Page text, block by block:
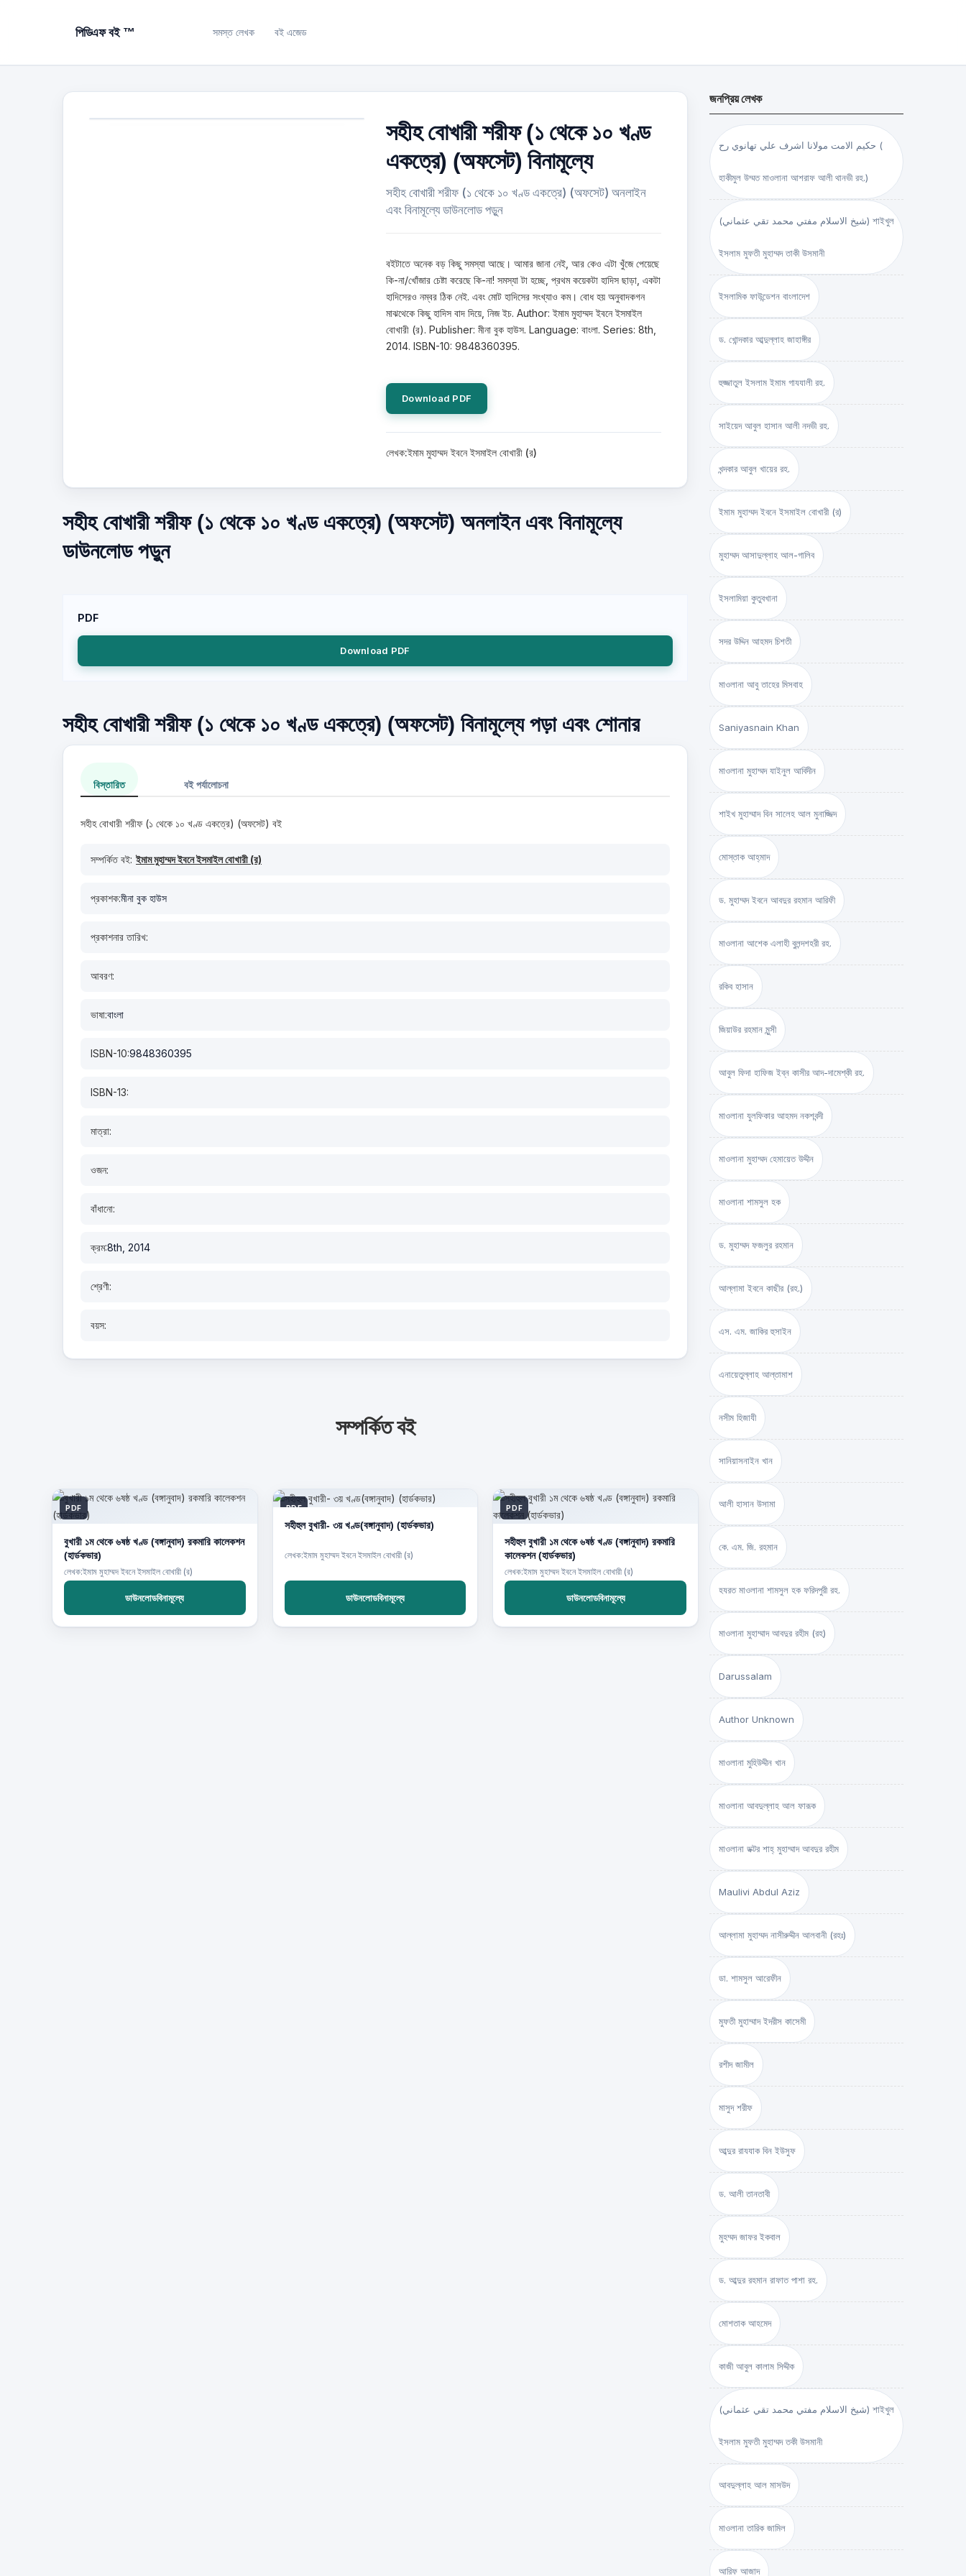
পিডিএফ বই ™ সমস্ত লেখক বই এজেড
সহীহ বোখারী শরীফ (১ থেকে ১০ খণ্ড
একত্রে) (অফসেট) বিনামূল্যে
সহীহ বোখারী শরীফ (১ থেকে ১০ খণ্ড একত্রে) (অফসেট) অনলাইন
এবং বিনামূল্যে ডাউনলোড পড়ুন
বইটাতে অনেক বড় কিছু সমস্যা আছে। আমার জানা নেই, আর কেও এটা খুঁজে পেয়েছে
কি-না/খোঁজার চেষ্টা করেছে কি-না! সমস্যা টা হচ্ছে, প্রথম কয়েকটা হাদিস ছাড়া, একটা
হাদিসেরও নম্বর ঠিক নেই. এবং মোট হাদিসের সংখ্যাও কম। বোধ হয় অনুবাদকগন
মাঝথেকে কিছু হাদিস বাদ দিয়ে, নিজ ইচ. Author: ইমাম মুহাম্মদ ইবনে ইসমাইল
বোখারী (র). Publisher: মীনা বুক হাউস. Language: বাংলা. Series: 8th,
2014. ISBN-10: 9848360395.
Download PDF
লেখক:ইমাম মুহাম্মদ ইবনে ইসমাইল বোখারী (র)
সহীহ বোখারী শরীফ (১ থেকে ১০ খণ্ড একত্রে) (অফসেট) অনলাইন এবং বিনামূল্যে
ডাউনলোড পড়ুন
PDF
Download PDF
সহীহ বোখারী শরীফ (১ থেকে ১০ খণ্ড একত্রে) (অফসেট) বিনামূল্যে পড়া এবং শোনার
বিস্তারিত বই পর্যালোচনা
সহীহ বোখারী শরীফ (১ থেকে ১০ খণ্ড একত্রে) (অফসেট) বই
সম্পর্কিত বই: ইমাম মুহাম্মদ ইবনে ইসমাইল বোখারী (র)
প্রকাশক:মীনা বুক হাউস
প্রকাশনার তারিখ:
আবরণ:
ভাষা:বাংলা
ISBN-10:9848360395
ISBN-13:
মাত্রা:
ওজন:
বাঁধানো:
ক্রম:8th, 2014
শ্রেণী:
বয়স:
সম্পর্কিত বই
PDF
বুখারী ১ম থেকে ৬ষষ্ঠ খণ্ড (বঙ্গানুবাদ) রকমারি কালেকশন
(হার্ডকভার)
লেখক:ইমাম মুহাম্মদ ইবনে ইসমাইল বোখারী (র)
ডাউনলোডবিনামূল্যে
PDF
সহীহুল বুখারী- ৩য় খণ্ড(বঙ্গানুবাদ) (হার্ডকভার)
লেখক:ইমাম মুহাম্মদ ইবনে ইসমাইল বোখারী (র)
ডাউনলোডবিনামূল্যে
PDF
সহীহুল বুখারী ১ম থেকে ৬ষষ্ঠ খণ্ড (বঙ্গানুবাদ) রকমারি
কালেকশন (হার্ডকভার)
লেখক:ইমাম মুহাম্মদ ইবনে ইসমাইল বোখারী (র)
ডাউনলোডবিনামূল্যে
জনপ্রিয় লেখক
حكيم الامت مولانا اشرف علي تهانوي رح (
হাকীমুল উম্মত মাওলানা আশরাফ আলী থানভী রহ.)
(شيخ الاسلام مفتي محمد تقي عثماني) শাইখুল
ইসলাম মুফতী মুহাম্মদ তাকী উসমানী
ইসলামিক ফাউন্ডেশন বাংলাদেশ
ড. খোন্দকার আব্দুল্লাহ জাহাঙ্গীর
হুজ্জাতুল ইসলাম ইমাম গাযযালী রহ.
সাইয়েদ আবুল হাসান আলী নদভী রহ.
খন্দকার আবুল খায়ের রহ.
ইমাম মুহাম্মদ ইবনে ইসমাইল বোখারী (র)
মুহাম্মদ আসাদুল্লাহ আল-গালিব
ইসলামিয়া কুতুবখানা
সদর উদ্দিন আহমদ চিশতী
মাওলানা আবু তাহের মিসবাহ
Saniyasnain Khan
মাওলানা মুহাম্মদ যাইনুল আবিদীন
শাইখ মুহাম্মাদ বিন সালেহ আল মুনাজ্জিদ
মোস্তাক আহ্‌মাদ
ড. মুহাম্মদ ইবনে আবদুর রহমান আরিফী
মাওলানা আশেক এলাহী বুলন্দশহরী রহ.
রকিব হাসান
জিয়াউর রহমান মুন্সী
আবুল ফিদা হাফিজ ইব্‌ন কাসীর আদ-দামেশ্‌কী রহ.
মাওলানা যুলফিকার আহমদ নকশবন্দী
মাওলানা মুহাম্মদ হেমায়েত উদ্দীন
মাওলানা শামসুল হক
ড. মুহাম্মদ ফজলুর রহমান
আল্লামা ইবনে কাছীর (রহ.)
এস. এম. জাকির হুসাইন
এনায়েতুল্লাহ আল্‌তামাশ
নসীম হিজাযী
সানিয়াসনাইন খান
আলী হাসান উসামা
কে. এম. জি. রহমান
হযরত মাওলানা শামসুল হক ফরিদপুরী রহ.
মাওলানা মুহাম্মাদ আবদুর রহীম (রহ)
Darussalam
Author Unknown
মাওলানা মুহিউদ্দীন খান
মাওলানা আবদুল্লাহ আল ফারূক
মাওলানা ডক্টর শাহ্‌ মুহাম্মাদ আবদুর রহীম
Maulivi Abdul Aziz
আল্লামা মুহাম্মদ নাসীরুদ্দীন আলবানী (রহঃ)
ডা. শামসুল আরেফীন
মুফতী মুহাম্মাদ ইদরীস কাসেমী
রশীদ জামীল
মাসুদ শরীফ
আব্দুর রাযযাক বিন ইউসুফ
ড. আলী তানতাবী
মুহম্মদ জাফর ইকবাল
ড. আব্দুর রহমান রাফাত পাশা রহ.
মোশতাক আহমেদ
কাজী আবুল কালাম সিদ্দীক
(شيخ الاسلام مفتي محمد تقي عثماني) শাইখুল
ইসলাম মুফতী মুহাম্মদ তকী উসমানী
আবদুল্লাহ আল মাসউদ
মাওলানা তারিক জামিল
আরিফ আজাদ